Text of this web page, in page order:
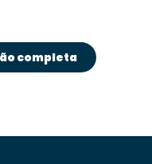
completa